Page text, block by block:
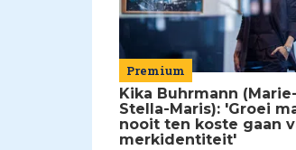
Premium
Kika Buhrmann (Marie-
Stella-Maris): 'Groei
nooit ten koste gaan
merkidentiteit'